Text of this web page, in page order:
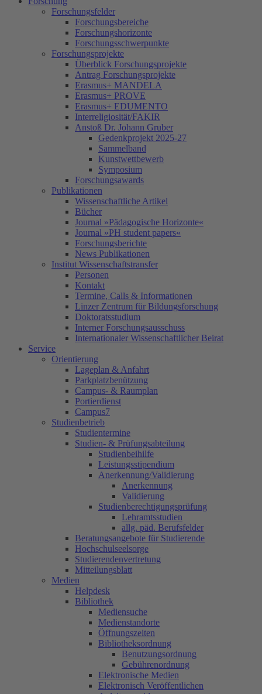
Forschungsfelder
Forschungsbereiche
Forschungshorizonte
Forschungsschwerpunkte
Forschungsprojekte
Überblick Forschungsprojekte
Antrag Forschungsprojekte
Erasmus+ MANDELA
Erasmus+ PROVE
Erasmus+ EDUMENTO
Interreligiosität/FAKIR
Anstoß Dr. Johann Gruber
Gedenkprojekt 2025-27
Sammelband
Kunstwettbewerb
Symposium
Forschungsawards
Publikationen
Wissenschaftliche Artikel
Bücher
Journal »Pädagogische Horizonte«
Journal »PH student papers«
Forschungsberichte
News Publikationen
Institut Wissenschaftstransfer
Personen
Kontakt
Termine, Calls & Informationen
Linzer Zentrum für Bildungsforschung
Doktoratsstudium
Interner Forschungsausschuss
Internationaler Wissenschaftlicher Beirat
Service
Orientierung
Lageplan & Anfahrt
Parkplatzbenützung
Campus- & Raumplan
Portierdienst
Campus7
Studienbetrieb
Studientermine
Studien- & Prüfungsabteilung
Studienbeihilfe
Leistungsstipendium
Anerkennung/Validierung
Anerkennung
Validierung
Studienberechtigungsprüfung
Lehramtsstudien
allg. päd. Berufsfelder
Beratungsangebote für Studierende
Hochschulseelsorge
Studierendenvertretung
Mitteilungsblatt
Medien
Helpdesk
Bibliothek
Mediensuche
Medienstandorte
Öffnungszeiten
Bibliotheksordnung
Benutzungsordnung
Gebührenordnung
Elektronische Medien
Elektronisch Veröffentlichen